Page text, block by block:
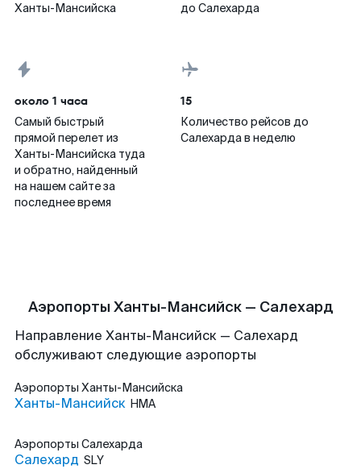
Ханты-Мансийска
до Салехарда
около 1 часа
Самый быстрый
прямой перелет из
Ханты-Мансийска туда
и обратно, найденный
на нашем сайте за
последнее время
15
Количество рейсов до
Салехарда в неделю
Аэропорты Ханты-Мансийск — Салехард
Направление Ханты-Мансийск — Салехард
обслуживают следующие аэропорты
Аэропорты Ханты-Мансийска
Ханты-Мансийск HMA
Аэропорты Салехарда
Салехард SLY